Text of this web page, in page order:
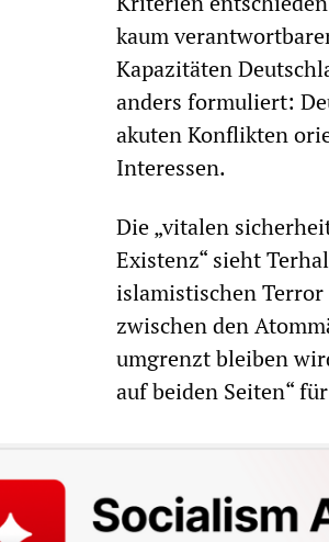
kaum
Kapazitäten
anders formuliert:
akuten Konflikten
Interessen.
Die „vitalen
Existenz“ sieht
islamistischen
zwischen den
umgrenzt bleiben
auf beiden Seiten“